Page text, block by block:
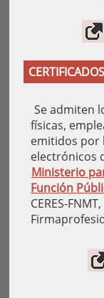
Se admiten
físicas,
emitidos por
electrónicos
Ministerio
Función
CERES-